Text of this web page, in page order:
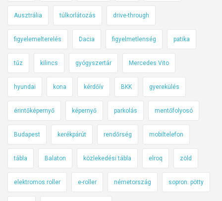
Ausztrália túlkorlátozás drive-through
figyelemelterelés Dacia figyelmetlenség patika
tűz kilincs gyógyszertár Mercedes Vito
hyundai kona kérdőív BKK gyerekülés
érintőképernyő képernyő parkolás mentőfolyosó
Budapest kerékpárút rendőrség mobiltelefon
tábla Balaton közlekedési tábla elroq zöld
elektromos roller e-roller németország sopron. pötty